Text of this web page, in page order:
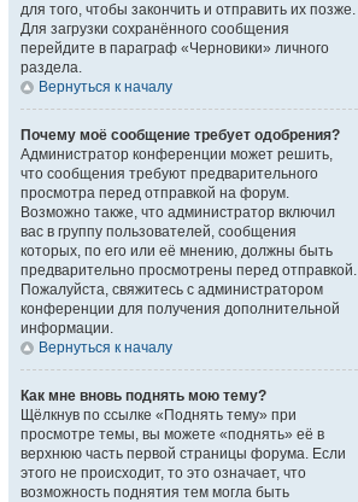
для того, чтобы закончить и отправить их позже.
Для загрузки сохранённого сообщения
перейдите в параграф «Черновики» личного
раздела.
Вернуться к началу
Почему моё сообщение требует одобрения?
Администратор конференции может решить,
что сообщения требуют предварительного
просмотра перед отправкой на форум.
Возможно также, что администратор включил
вас в группу пользователей, сообщения
которых, по его или её мнению, должны быть
предварительно просмотрены перед отправкой.
Пожалуйста, свяжитесь с администратором
конференции для получения дополнительной
информации.
Вернуться к началу
Как мне вновь поднять мою тему?
Щёлкнув по ссылке «Поднять тему» при
просмотре темы, вы можете «поднять» её в
верхнюю часть первой страницы форума. Если
этого не происходит, то это означает, что
возможность поднятия тем могла быть